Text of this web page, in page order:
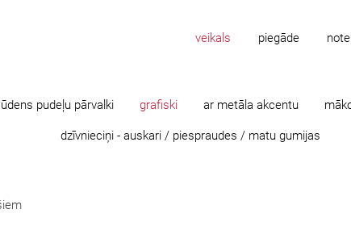
veikals piegāde
ūdens pudeļu pārvalki grafiski ar metāla akcentu
dzīvnieciņi - auskari / piespraudes / matu gumijas